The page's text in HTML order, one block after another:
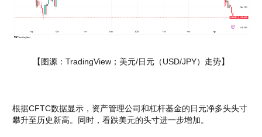
【图源：TradingView；美元/日元（USD/JPY）走势】
根据CFTC数据显示，资产管理公司和杠杆基金的日元净多头头寸
攀升至历史新高。同时，看跌美元的头寸进一步增加。